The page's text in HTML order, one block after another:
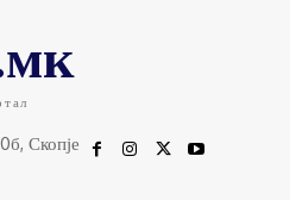
Скопје